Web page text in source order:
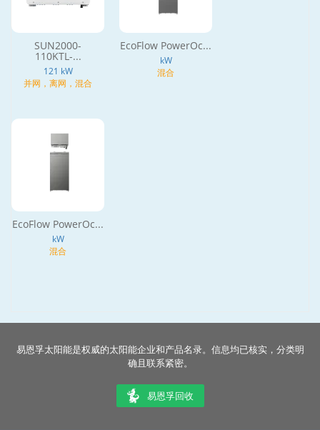
SUN2000-
110KTL-...
121 kW
并网，离网，混合
EcoFlow PowerOc...
kW
混合
EcoFlow PowerOc...
kW
混合
易恩孚太阳能是权威的太阳能企业和产品名录。信息均已核实，分类明
确且联系紧密。
易恩孚回收